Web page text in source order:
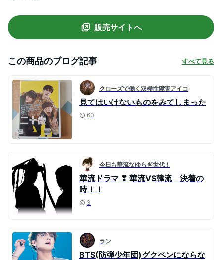
販売サイトへ
この商品のブログ記事 すべて見る
クローズで働く双極性障害アイコ
見てはいけないものをみてしまった
60
今日も華流なゆらぎ世代！
華流ドラマ ❣ 華流VS韓流 決着の
時！！
3
ラン
BTS(防弾少年団)グクペンにならな